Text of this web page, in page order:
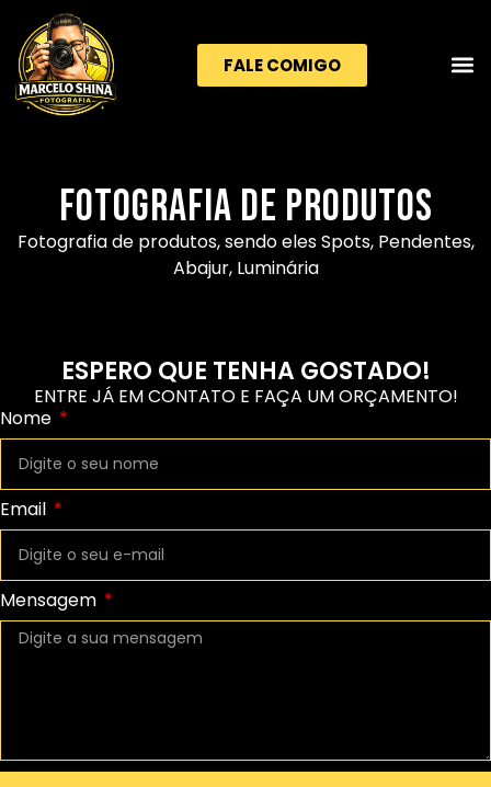
FALE COMIGO
Fotografia de produtos
Fotografia de produtos, sendo eles Spots, Pendentes,
Abajur, Luminária
ESPERO QUE TENHA GOSTADO!
ENTRE JÁ EM CONTATO E FAÇA UM ORÇAMENTO!
Nome
Email
Mensagem